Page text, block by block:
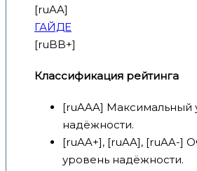
[ruAA]
ГАЙДЕ
[ruBB+]
Классификация рейтинга
[ruAAA] Максимальный
надёжности.
[ruAA+], [ruAA], [ruAA-]
уровень надёжности.